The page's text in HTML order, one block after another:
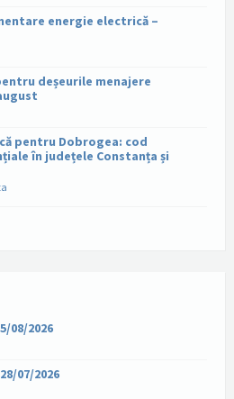
energie electrică –
deșeurile menajere
pentru Dobrogea: cod
în județele Constanța și
08/2026
07/2026